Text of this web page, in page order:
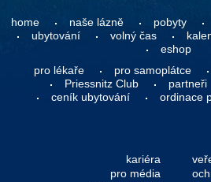
home naše lázně pobyty
ubytování
volný čas
eshop
pro lékaře
pro samoplátce
Priessnitz Club
partneři
ceník ubytování
ordinace
kariéra
pro média